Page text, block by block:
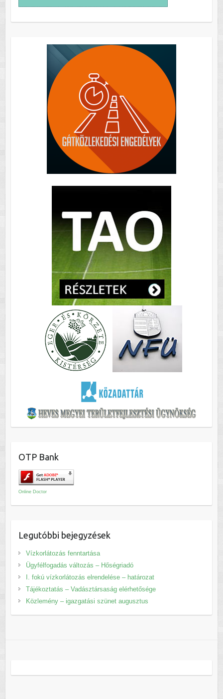
OTP Bank
Online Doctor
Legutóbbi bejegyzések
Vízkorlátozás fenntartása
Ügyfélfogadás változás – Hőségriadó
I. fokú vízkorlátozás elrendelése – határozat
Tájékoztatás – Vadásztársaság elérhetősége
Közlemény – igazgatási szünet augusztus